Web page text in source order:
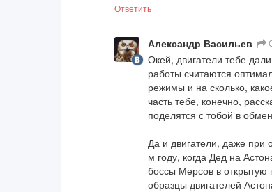
Ответить
Александр Васильев
Окей, двигатели тебе
работы считаются
режимы и на сколько,
часть тебе, конечно,
поделятся с тобой в
Да и двигатели, даже при
м году, когда Дед на
боссы Мерсов в
образцы двигателей